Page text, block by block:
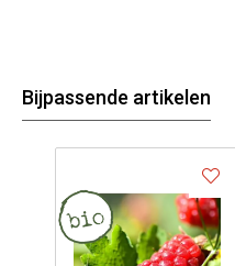
Bijpassende artikelen